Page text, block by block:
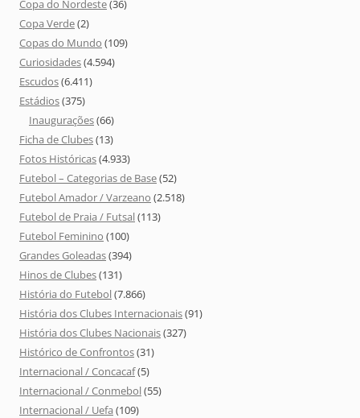
Copa do Nordeste(36)
Copa Verde(2)
Copas do Mundo (109)
Curiosidades(4.594)
Escudos(6.411)
Estádios(375)
Inaugurações(66)
Ficha de Clubes(13)
Fotos Históricas(4.933)
Futebol – Categorias de Base(52)
Futebol Amador / Varzeano (2.518)
Futebol de Praia / Futsal(113)
Futebol Feminino (100)
Grandes Goleadas(394)
Hinos de Clubes(131)
História do Futebol(7.866)
História dos Clubes Internacionais(91)
História dos Clubes Nacionais(327)
Histórico de Confrontos(31)
Internacional / Concacaf(5)
Internacional / Conmebol(55)
Internacional / Uefa (109)